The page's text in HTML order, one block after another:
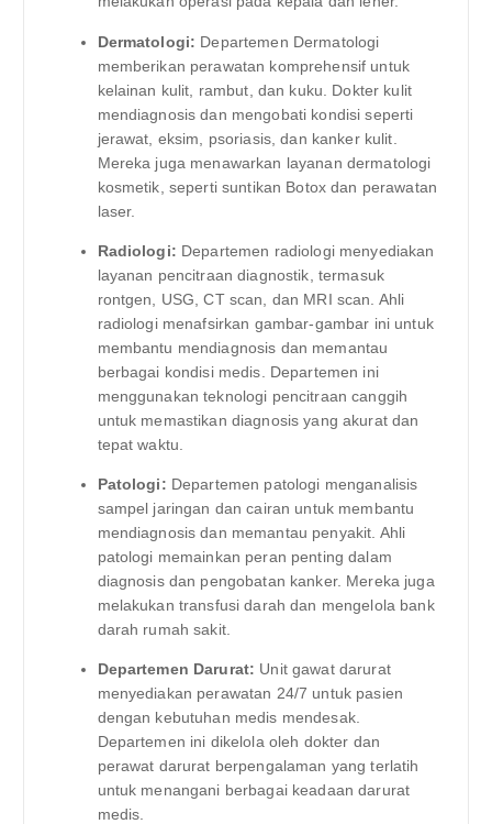
Dermatologi: Departemen Dermatologi
memberikan perawatan komprehensif untuk
kelainan kulit, rambut, dan kuku. Dokter kulit
mendiagnosis dan mengobati kondisi seperti
jerawat, eksim, psoriasis, dan kanker kulit.
Mereka juga menawarkan layanan dermatologi
kosmetik, seperti suntikan Botox dan perawatan
laser.
Radiologi: Departemen radiologi menyediakan
layanan pencitraan diagnostik, termasuk
rontgen, USG, CT scan, dan MRI scan. Ahli
radiologi menafsirkan gambar-gambar ini untuk
membantu mendiagnosis dan memantau
berbagai kondisi medis. Departemen ini
menggunakan teknologi pencitraan canggih
untuk memastikan diagnosis yang akurat dan
tepat waktu.
Patologi: Departemen patologi menganalisis
sampel jaringan dan cairan untuk membantu
mendiagnosis dan memantau penyakit. Ahli
patologi memainkan peran penting dalam
diagnosis dan pengobatan kanker. Mereka juga
melakukan transfusi darah dan mengelola bank
darah rumah sakit.
Departemen Darurat: Unit gawat darurat
menyediakan perawatan 24/7 untuk pasien
dengan kebutuhan medis mendesak.
Departemen ini dikelola oleh dokter dan
perawat darurat berpengalaman yang terlatih
untuk menangani berbagai keadaan darurat
medis.